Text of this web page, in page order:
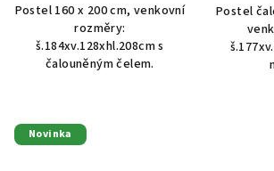
Postel 160 x 200 cm, venkovní
rozměry:
š.184xv.128xhl.208cm s
čalouněným čelem.
Postel
Novinka